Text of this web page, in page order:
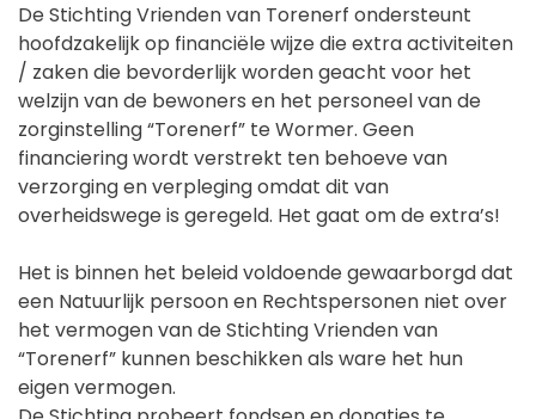
De Stichting Vrienden van Torenerf ondersteunt
hoofdzakelijk op financiële wijze die extra activiteiten
/ zaken die bevorderlijk worden geacht voor het
welzijn van de bewoners en het personeel van de
zorginstelling “Torenerf” te Wormer. Geen
financiering wordt verstrekt ten behoeve van
verzorging en verpleging omdat dit van
overheidswege is geregeld. Het gaat om de extra’s!
Het is binnen het beleid voldoende gewaarborgd dat
een Natuurlijk persoon en Rechtspersonen niet over
het vermogen van de Stichting Vrienden van
“Torenerf” kunnen beschikken als ware het hun
eigen vermogen.